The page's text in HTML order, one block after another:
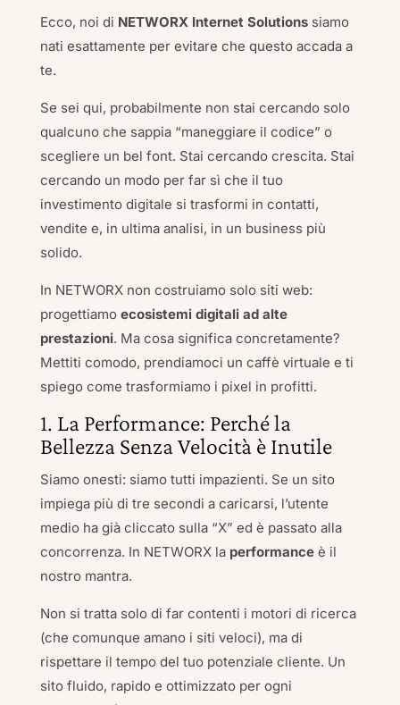
Ecco, noi di NETWORX Internet Solutionssiamo
nati esattamente per evitare che questo accada a
te.
Se sei qui, probabilmente non stai cercando solo
qualcuno che sappia “maneggiare il codice” o
scegliere un bel font. Stai cercando crescita. Stai
cercando un modo per far sì che il tuo
investimento digitale si trasformi in contatti,
vendite e, in ultima analisi, in un business più
solido.
In NETWORX non costruiamo solo siti web:
progettiamo ecosistemi digitali ad alte
prestazioni. Ma cosa significa concretamente?
Mettiti comodo, prendiamoci un caffè virtuale e ti
spiego come trasformiamo i pixel in profitti.
1. La Performance: Perché la
Bellezza Senza Velocità è Inutile
Siamo onesti: siamo tutti impazienti. Se un sito
impiega più di tre secondi a caricarsi, l’utente
medio ha già cliccato sulla “X” ed è passato alla
concorrenza. In NETWORX la performanceè il
nostro mantra.
Non si tratta solo di far contenti i motori di ricerca
(che comunque amano i siti veloci), ma di
rispettare il tempo del tuo potenziale cliente. Un
sito fluido, rapido e ottimizzato per ogni